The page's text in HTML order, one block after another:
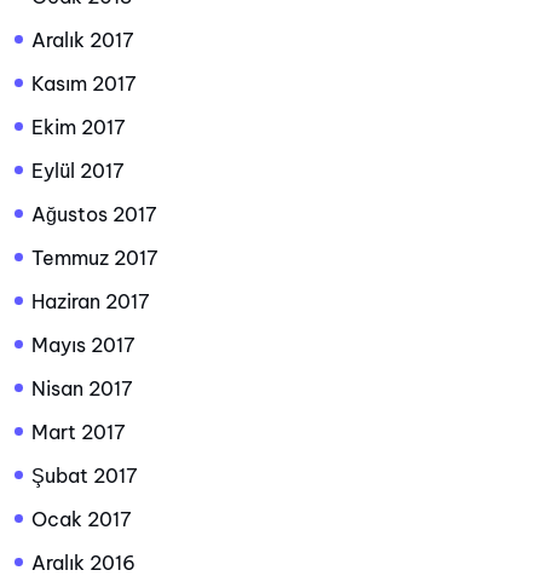
Aralık 2017
Kasım 2017
Ekim 2017
Eylül 2017
Ağustos 2017
Temmuz 2017
Haziran 2017
Mayıs 2017
Nisan 2017
Mart 2017
Şubat 2017
Ocak 2017
Aralık 2016